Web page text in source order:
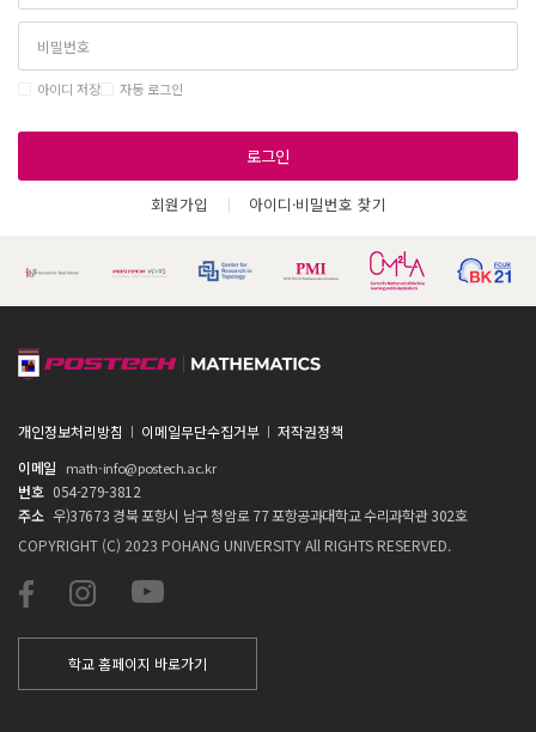
아이디 저장 자동 로그인
로그인
회원가입 아이디·비밀번호 찾기
개인정보처리방침 이메일무단수집거부
저작권정책
이메일
math-info@postech.ac.kr
번호 054-279-3812
주소 우)37673 경북 포항시 남구 청암로 77 포항공과대학교 수리과학관 302호
COPYRIGHT (C) 2023 POHANG UNIVERSITY All RIGHTS RESERVED.
학교 홈페이지 바로가기